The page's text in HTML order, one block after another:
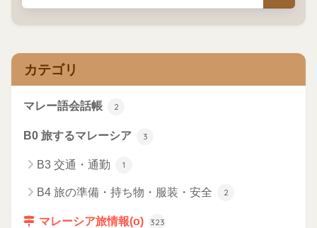
カテゴリ
マレー語会話帳 2
B0 旅するマレーシア 3
B3 交通・通勤 1
B4 旅の準備・持ち物・服装・安全 2
マレーシア旅情報(o) 323